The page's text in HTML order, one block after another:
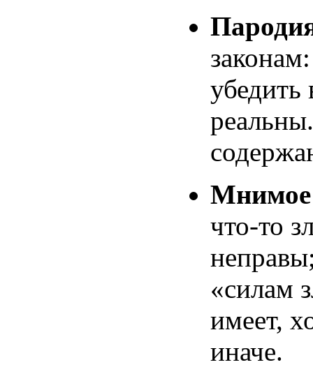
Мнимое
что-то
«силам
имеет,
иначе.